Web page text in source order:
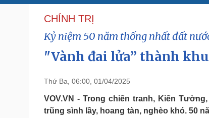
Chính trị
Tổ chức nhân sự
Quốc hội
Nhận diện sự thật
Tin 24h
Dự báo thời tiết
Giáo dục
Dấu ấn VOV
Pháp luật
Vụ án
Quân sự - Quốc
Vũ khí
CHÍNH TRỊ
Kỷ niệm 50 năm thống nhất đất
"Vành đai lửa” thành
Thứ Ba, 06:00, 01/04/2025
VOV.VN - Trong chiến tranh, Kiến
trũng sình lầy, hoang tàn, nghèo khó. 50